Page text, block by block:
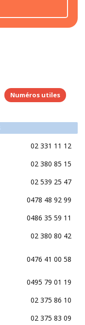
Numéros utiles
02 331 11 12
02 380 85 15
02 539 25 47
0478 48 92 99
0486 35 59 11
02 380 80 42
0476 41 00 58
0495 79 01 19
02 375 86 10
02 375 83 09